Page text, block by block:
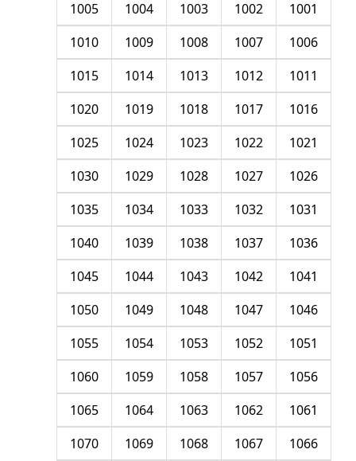
1001
1002
1003
1004
1005
1006
1007
1008
1009
1010
1011
1012
1013
1014
1015
1016
1017
1018
1019
1020
1021
1022
1023
1024
1025
1026
1027
1028
1029
1030
1031
1032
1033
1034
1035
1036
1037
1038
1039
1040
1041
1042
1043
1044
1045
1046
1047
1048
1049
1050
1051
1052
1053
1054
1055
1056
1057
1058
1059
1060
1061
1062
1063
1064
1065
1066
1067
1068
1069
1070